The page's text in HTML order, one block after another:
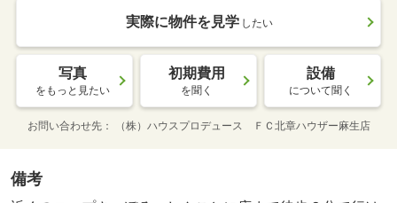
実際に物件を見学 したい
写真
をもっと見たい
初期費用
を聞く
設備
について聞く
お問い合わせ先 （株）ハウスプロデュース ＦＣ北章ハウザー麻生店
備考